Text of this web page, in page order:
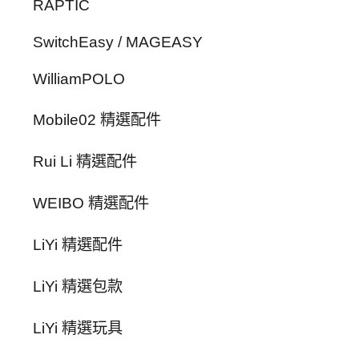
RAPTIC
SwitchEasy / MAGEASY
WilliamPOLO
Mobile02 精選配件
Rui Li 精選配件
WEIBO 精選配件
LiYi 精選配件
LiYi 精選包款
LiYi 精選玩具